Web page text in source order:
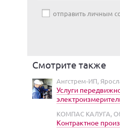
отправить личным
Смотрите также
Ангстрем-ИП,
Услуги
КОМПАС КАЛУГА,
Контрактное